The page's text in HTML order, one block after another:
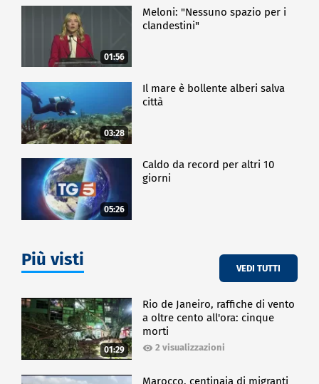
01:56
Meloni: "Nessuno spazio per i
clandestini"
03:28
Il mare è bollente alberi salva
città
05:26
Caldo da record per altri 10
giorni
Più visti VEDI TUTTI
01:29
Rio de Janeiro, raffiche di vento
a oltre cento all'ora: cinque
morti
2 visualizzazioni
Marocco, centinaia di migranti